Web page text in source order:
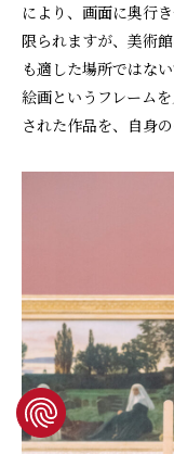
により、画面に奥行
限られますが、美術
も適した場所ではな
絵画というフレーム
された作品を、自身